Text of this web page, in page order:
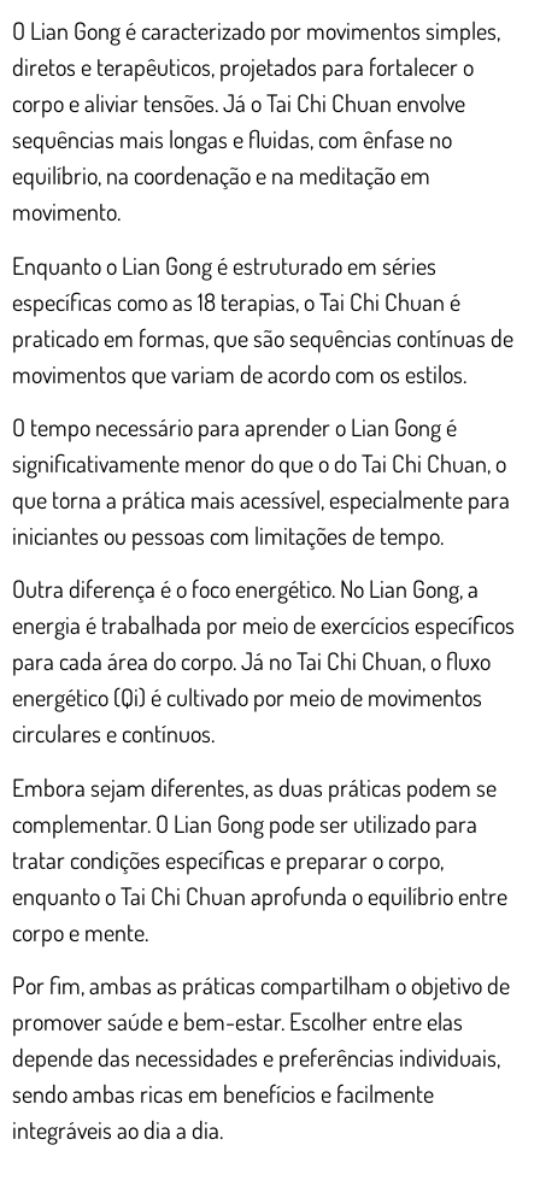
O Lian Gong é caracterizado por movimentos simples,
diretos e terapêuticos, projetados para fortalecer o
corpo e aliviar tensões. Já o Tai Chi Chuan envolve
sequências mais longas e fluidas, com ênfase no
equilíbrio, na coordenação e na meditação em
movimento.
Enquanto o Lian Gong é estruturado em séries
específicas como as 18 terapias, o Tai Chi Chuan é
praticado em formas, que são sequências contínuas de
movimentos que variam de acordo com os estilos.
O tempo necessário para aprender o Lian Gong é
significativamente menor do que o do Tai Chi Chuan, o
que torna a prática mais acessível, especialmente para
iniciantes ou pessoas com limitações de tempo.
Outra diferença é o foco energético. No Lian Gong, a
energia é trabalhada por meio de exercícios específicos
para cada área do corpo. Já no Tai Chi Chuan, o fluxo
energético (Qi) é cultivado por meio de movimentos
circulares e contínuos.
Embora sejam diferentes, as duas práticas podem se
complementar. O Lian Gong pode ser utilizado para
tratar condições específicas e preparar o corpo,
enquanto o Tai Chi Chuan aprofunda o equilíbrio entre
corpo e mente.
Por fim, ambas as práticas compartilham o objetivo de
promover saúde e bem-estar. Escolher entre elas
depende das necessidades e preferências individuais,
sendo ambas ricas em benefícios e facilmente
integráveis ao dia a dia.